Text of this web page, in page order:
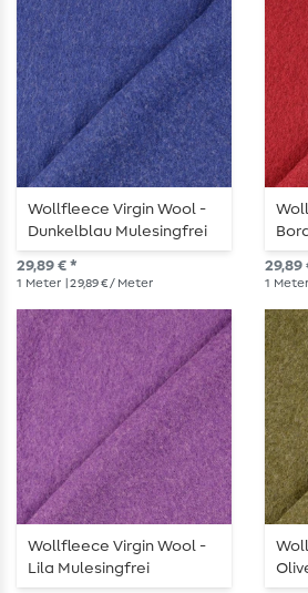
Wollfleece Virgin Wool -
Dunkelblau Mulesingfrei
29,89 € *
1 Meter | 29,89 € / Meter
29,89
1 Meter
Wollfleece Virgin Wool -
Lila Mulesingfrei